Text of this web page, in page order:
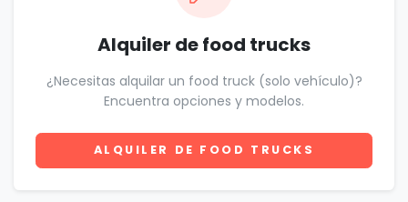
Alquiler de food trucks
¿Necesitas alquilar un food truck (solo vehículo)?
Encuentra opciones y modelos.
ALQUILER DE FOOD TRUCKS